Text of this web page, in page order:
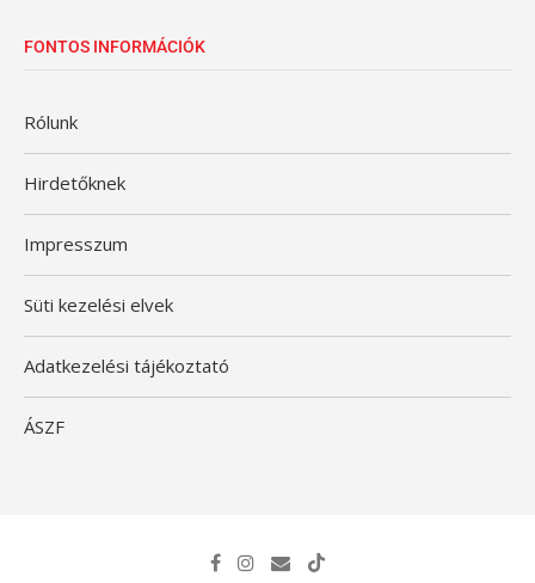
FONTOS INFORMÁCIÓK
Rólunk
Hirdetőknek
Impresszum
Süti kezelési elvek
Adatkezelési tájékoztató
ÁSZF